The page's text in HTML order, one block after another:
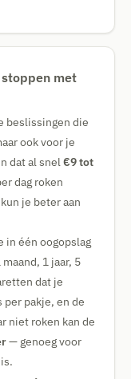
met
beslissingen die
ook voor je
dat al snel€9 tot
dag roken
je beter aan
in één oogopslag
1 jaar, 5
dat je
pakje, en de
niet roken kan de
— genoeg voor